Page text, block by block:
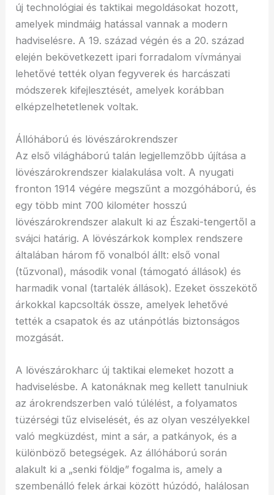
új technológiai és taktikai megoldásokat hozott,
amelyek mindmáig hatással vannak a modern
hadviselésre. A 19. század végén és a 20. század
elején bekövetkezett ipari forradalom vívmányai
lehetővé tették olyan fegyverek és harcászati
módszerek kifejlesztését, amelyek korábban
elképzelhetetlenek voltak.
Állóháború és lövészárokrendszer
Az első világháború talán legjellemzőbb újítása a
lövészárokrendszer kialakulása volt. A nyugati
fronton 1914 végére megszűnt a mozgóháború, és
egy több mint 700 kilométer hosszú
lövészárokrendszer alakult ki az Északi-tengertől a
svájci határig. A lövészárkok komplex rendszere
általában három fő vonalból állt: első vonal
(tűzvonal), második vonal (támogató állások) és
harmadik vonal (tartalék állások). Ezeket összekötő
árkokkal kapcsolták össze, amelyek lehetővé
tették a csapatok és az utánpótlás biztonságos
mozgását.
A lövészárokharc új taktikai elemeket hozott a
hadviselésbe. A katonáknak meg kellett tanulniuk
az árokrendszerben való túlélést, a folyamatos
tüzérségi tűz elviselését, és az olyan veszélyekkel
való megküzdést, mint a sár, a patkányok, és a
különböző betegségek. Az állóháború során
alakult ki a „senki földje” fogalma is, amely a
szembenálló felek árkai között húzódó, halálosan